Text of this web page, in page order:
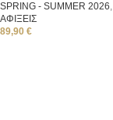
SPRING - SUMMER 2026,
ΑΦΙΞΕΙΣ
89,90 €